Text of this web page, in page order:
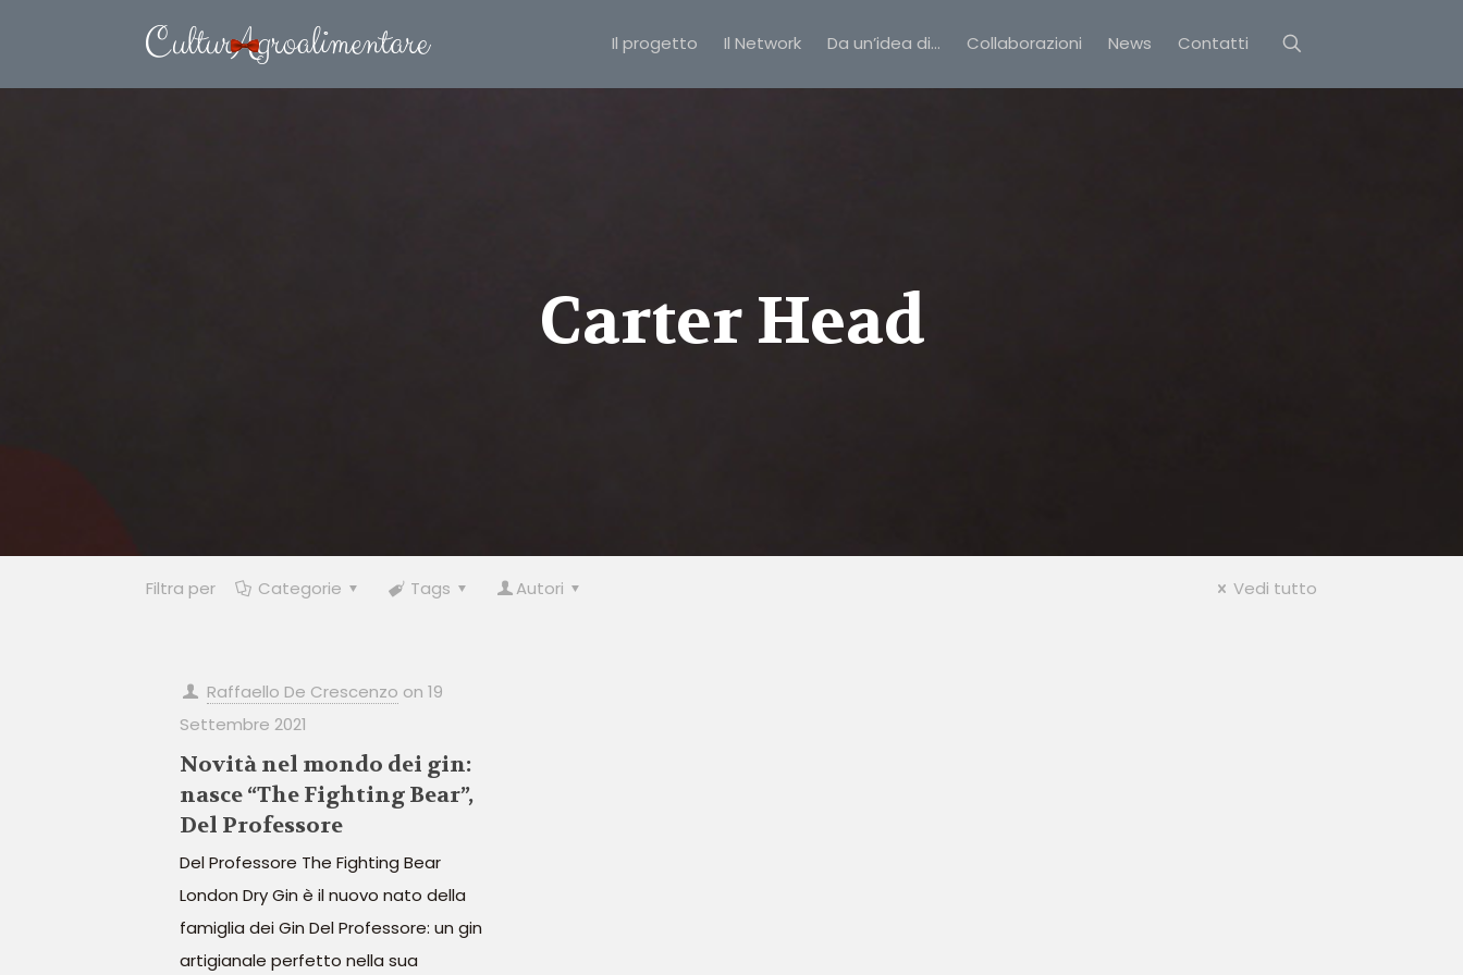
Il progetto Il Network Da un’idea di… Collaborazioni News Contatti
Carter Head
Filtra per Categorie Tags Autori Vedi tutto
Raffaello De Crescenzo on 19
Settembre 2021
Novità nel mondo dei gin:
nasce “The Fighting Bear”,
Del Professore
Del Professore The Fighting Bear
London Dry Gin è il nuovo nato della
famiglia dei Gin Del Professore: un gin
artigianale perfetto nella sua